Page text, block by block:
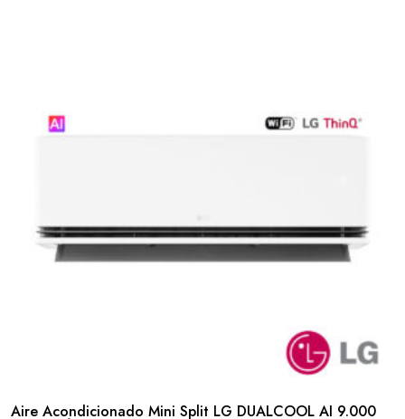
Aire Acondicionado Mini Split LG DUALCOOL AI 9.000